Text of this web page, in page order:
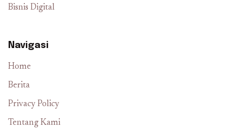
Bisnis Digital
Navigasi
Home
Berita
Privacy Policy
Tentang Kami